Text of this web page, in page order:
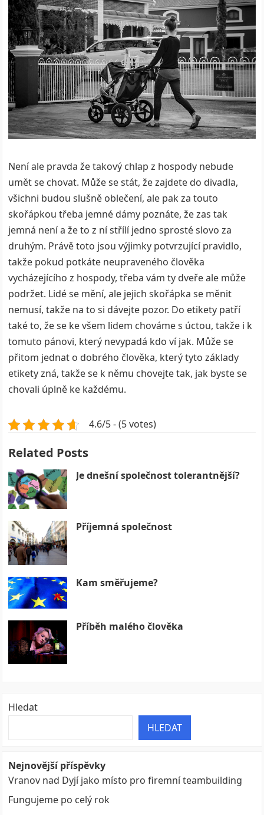
Není ale pravda že takový chlap z hospody nebude
umět se chovat. Může se stát, že zajdete do divadla,
všichni budou slušně oblečení, ale pak za touto
skořápkou třeba jemné dámy poznáte, že zas tak
jemná není a že to z ní střílí jedno sprosté slovo za
druhým. Právě toto jsou výjimky potvrzující pravidlo,
takže pokud potkáte neupraveného člověka
vycházejícího z hospody, třeba vám ty dveře ale může
podržet. Lidé se mění, ale jejich skořápka se měnit
nemusí, takže na to si dávejte pozor. Do etikety patří
také to, že se ke všem lidem chováme s úctou, takže i k
tomuto pánovi, který nevypadá kdo ví jak. Může se
přitom jednat o dobrého člověka, který tyto základy
etikety zná, takže se k němu chovejte tak, jak byste se
chovali úplně ke každému.
4.6/5 - (5 votes)
Related Posts
Je dnešní společnost tolerantnější?
Příjemná společnost
Kam směřujeme?
Příběh malého člověka
Hledat
HLEDAT
Nejnovější příspěvky
Vranov nad Dyjí jako místo pro firemní teambuilding
Fungujeme po celý rok